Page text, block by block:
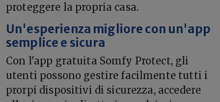
proteggere la propria casa.
Un'esperienza migliore con un'app
semplice e sicura
Con l'app gratuita Somfy Protect, gli
utenti possono gestire facilmente tutti i
prorpi dispositivi di sicurezza, accedere